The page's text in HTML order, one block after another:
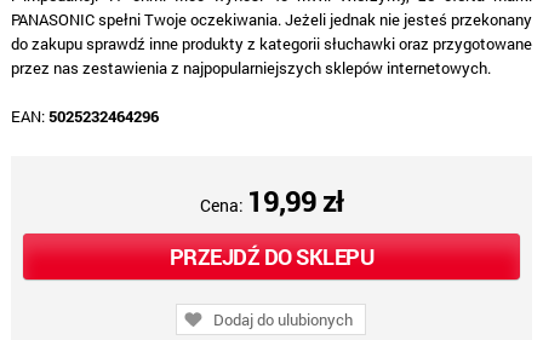
PANASONIC spełni Twoje oczekiwania. Jeżeli jednak nie jesteś przekonany
do zakupu sprawdź inne produkty z kategorii słuchawki oraz przygotowane
przez nas zestawienia z najpopularniejszych sklepów internetowych.
EAN:5025232464296
Cena: 19,99 zł
PRZEJDŹ DO SKLEPU
Dodaj do ulubionych